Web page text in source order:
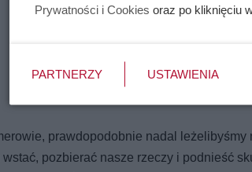
prawdopodobnie nadal
wstać, pozbierać nasze rzeczy i podnieść
Prywatności i Cookies oraz po kliknięciu
PARTNERZY USTAWIENIA